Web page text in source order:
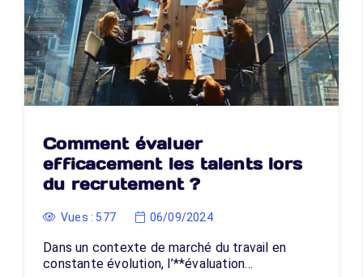
Comment évaluer
efficacement les talents lors
du recrutement ?
Vues : 577 06/09/2024
Dans un contexte de marché du travail en
constante évolution, l’**évaluation…